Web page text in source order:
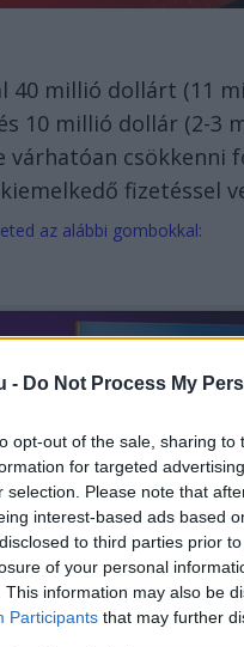
- Do Not Process My
opt-out of the sale, sharing
for targeted
selection. Please note that
interest-based ads based
to third parties prior
of your personal
This information may also be
Participants that may further
40 millió dollárt (11
10 millió dollár (2-
csökkenni
fizetéssel
az alábbi gombokkal: